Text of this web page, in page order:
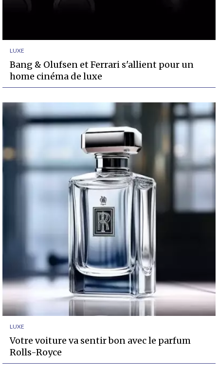
LUXE
Bang & Olufsen et Ferrari s'allient pour un
home cinéma de luxe
LUXE
Votre voiture va sentir bon avec le parfum
Rolls-Royce